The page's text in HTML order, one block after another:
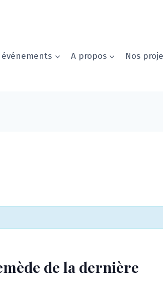
A propos Nos
de la dernière